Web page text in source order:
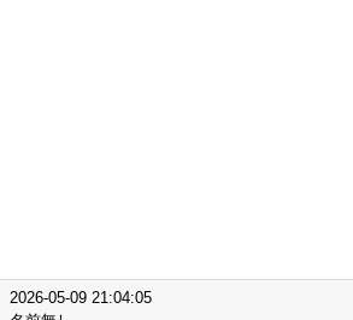
2026-05-09 21:04:05